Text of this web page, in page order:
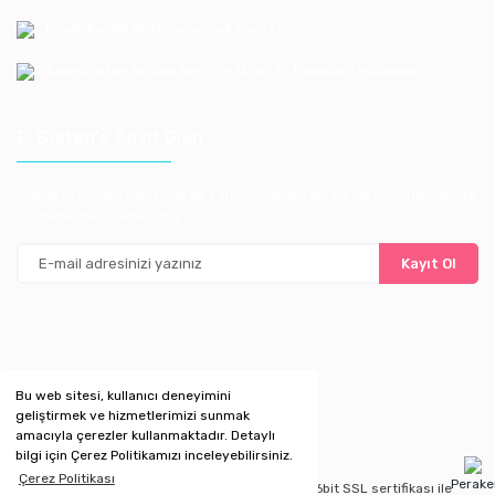
Bu web sitesi, kullanıcı deneyimini
geliştirmek ve hizmetlerimizi sunmak
amacıyla çerezler kullanmaktadır. Detaylı
bilgi için Çerez Politikamızı inceleyebilirsiniz.
Çerez Politikası
Kayıt Ol
Copyright 2020 © Kredi kartı bilgileriniz 256bit SSL sertifikası ile